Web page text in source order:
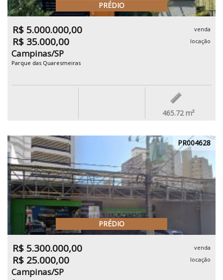
PRÉDIO
R$ 5.000.000,00 venda
R$ 35.000,00 locação
Campinas/SP
Parque das Quaresmeiras
465.72 m²
PR004628
PRÉDIO
R$ 5.300.000,00 venda
R$ 25.000,00 locação
Campinas/SP